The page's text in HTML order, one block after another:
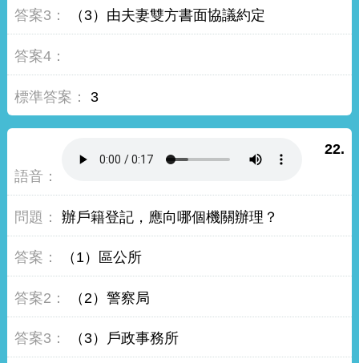
（3）由夫妻雙方書面協議約定
3
22.
辦戶籍登記，應向哪個機關辦理？
（1）區公所
（2）警察局
（3）戶政事務所